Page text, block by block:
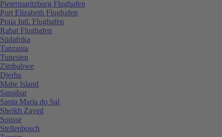
Pietermaritzburg Flughafen
Port Elizabeth Flughafen
Praia Intl. Flughafen
Rabat Flughafen
Südafrika
Tanzania
Tunesien
Zimbabwe
Djerba
Mahe Island
Sansibar
Santa Maria do Sal
Sheikh Zayed
Sousse
Stellenbosch